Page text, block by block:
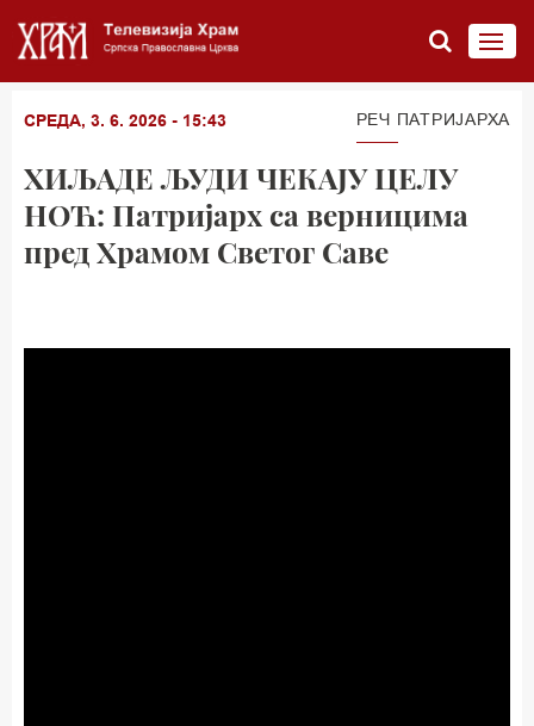
СРЕДА, 3. 6. 2026 - 15:43 РЕЧ ПАТРИЈАРХА
ХИЉАДЕ ЉУДИ ЧЕКАЈУ ЦЕЛУ
НОЋ: Патријарх са верницима
пред Храмом Светог Саве